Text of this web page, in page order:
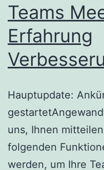
Teams
Erfahrung
Hauptupdate:
uns, Ihnen
folgenden
werden, um Ihre